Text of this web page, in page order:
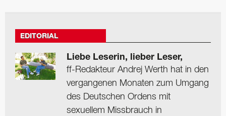
EDITORIAL
Liebe Leserin, lieber Leser,
ff-Redakteur Andrej Werth hat in den
vergangenen Monaten zum Umgang
des Deutschen Ordens mit
sexuellem Missbrauch in